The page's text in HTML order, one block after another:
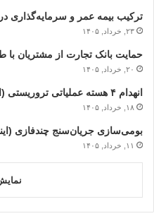
ترکیب بیمه عمر و سرمایه‌گذاری
۲۳, خرداد, ۱۴۰۵
حمایت بانک تجارت از مشتریان با
۲۰, خرداد, ۱۴۰۵
انهدام ۴ هسته عملیاتی تروریستی (اینفوگرافیک)
۱۸, خرداد, ۱۴۰۵
بومی‌سازی جریان‌سنج چندفازی
۱۱, خرداد, ۱۴۰۵